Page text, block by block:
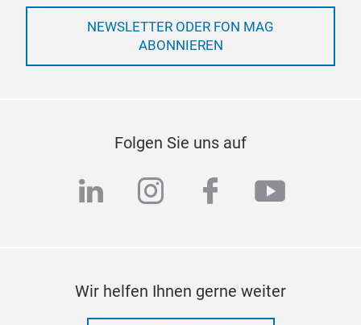
NEWSLETTER ODER FON MAG
ABONNIEREN
Folgen Sie uns auf
linkedininstagram
facebook
Wir helfen Ihnen gerne weiter